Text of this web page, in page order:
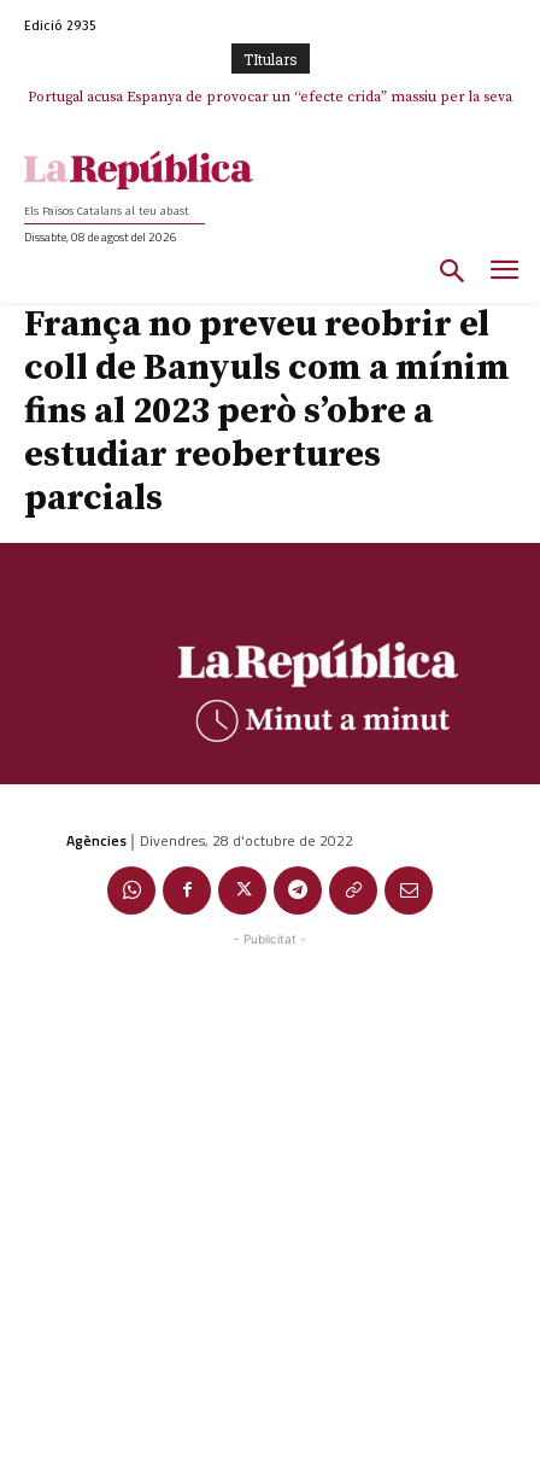
Edició 2935
TItulars
Portugal acusa Espanya de provocar un “efecte crida” massiu per la seva
El col·lapse de l’operació de Marc Puigtió a Girona: desbandada de
Els Països Catalans al teu abast
Dissabte, 08 de agost del 2026
França no preveu reobrir el
coll de Banyuls com a mínim
fins al 2023 però s’obre a
estudiar reobertures
parcials
Agències | Divendres, 28 d'octubre de 2022
- Publicitat -